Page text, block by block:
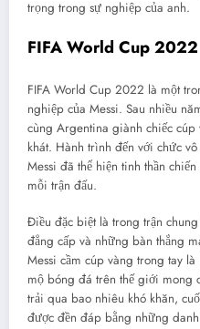
trọng trong sự nghiệp của anh.
FIFA World Cup 2022
FIFA World Cup 2022 là một
nghiệp của Messi. Sau nhiều
cùng Argentina giành chiếc
khát. Hành trình đến với chức
Messi đã thể hiện tinh thần
mỗi trận đấu.
Điều đặc biệt là trong trận
đẳng cấp và những bàn thắng
Messi cầm cúp vàng trong tay
mộ bóng đá trên thế giới mong
trải qua bao nhiêu khó khăn,
được đền đáp bằng những